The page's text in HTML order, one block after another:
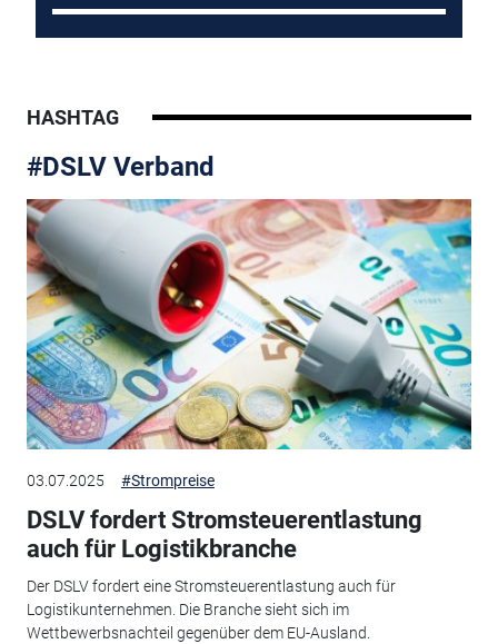
HASHTAG
#DSLV Verband
03.07.2025 #Strompreise
DSLV fordert Stromsteuerentlastung
auch für Logistikbranche
Der DSLV fordert eine Stromsteuerentlastung auch für
Logistikunternehmen. Die Branche sieht sich im
Wettbewerbsnachteil gegenüber dem EU-Ausland.